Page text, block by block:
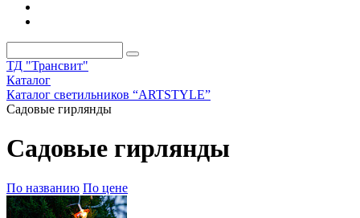
ТД "Трансвит"
Каталог
Каталог светильников “ARTSTYLE”
Садовые гирлянды
Садовые гирлянды
По названию По цене